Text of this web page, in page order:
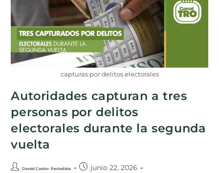
capturas por delitos electorales
Autoridades capturan a tres
personas por delitos
electorales durante la segunda
vuelta
Daniel Castro- Periodista junio 22, 2026